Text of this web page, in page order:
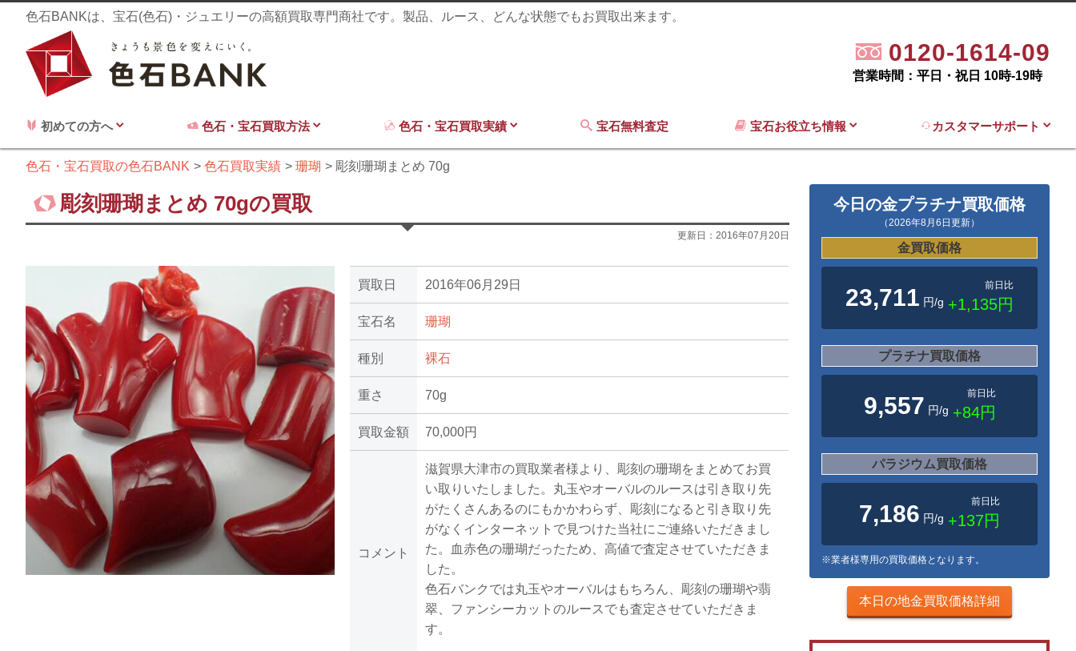
色石BANKは、宝石(色石)・ジュエリーの高額買取専門商社です。製品、ルース、どんな状態でもお買取出来ます。
0120-1614-09
営業時間：平日・祝日 10時-19時
初めての方へ 色石・宝石買取方法 色石・宝石買取実績 宝石無料査定 宝石お役立ち情報 カスタマーサポート
色石・宝石買取の色石BANK 色石買取実績 珊瑚 彫刻珊瑚まとめ 70g
彫刻珊瑚まとめ 70gの買取
更新日： 2016年07月20日
買取日 2016年06月29日
宝石名 珊瑚
種別 裸石
重さ 70g
買取金額 70,000円
コメント
滋賀県大津市の買取業者様より、彫刻の珊瑚をまとめてお買
い取りいたしました。丸玉やオーバルのルースは引き取り先
がたくさんあるのにもかかわらず、彫刻になると引き取り先
がなくインターネットで見つけた当社にご連絡いただきまし
た。血赤色の珊瑚だったため、高値で査定させていただきま
した。
色石バンクでは丸玉やオーバルはもちろん、彫刻の珊瑚や翡
翠、ファンシーカットのルースでも査定させていただきま
す。
今日の金プラチナ買取価格
（2026年8月6日更新）
金買取価格
23,711 円/g
前日比
+1,135円
プラチナ買取価格
9,557 円/g
前日比
+84円
パラジウム買取価格
7,186 円/g
前日比
+137円
※業者様専用の買取価格となります。
本日の地金買取価格詳細